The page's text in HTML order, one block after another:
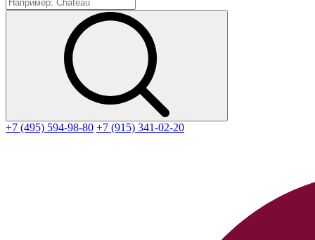
+7 (495) 594-98-80 +7 (915) 341-02-20